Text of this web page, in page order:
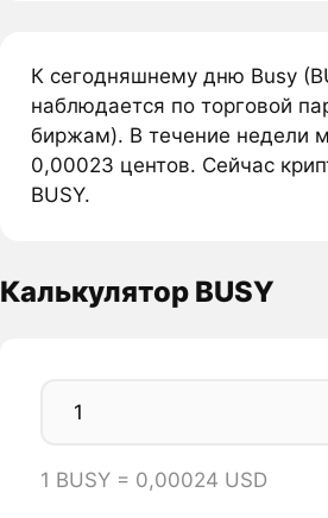
К сегодняшнему дню Busy
наблюдается по торговой
биржам). В течение недели
0,00023 центов. Сейчас
BUSY.
Калькулятор BUSY
1 BUSY = 0,00024 USD